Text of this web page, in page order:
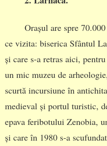
Orașul are spre
ce vizita: biserica Sfântul
și care s-a retras aici,
un mic muzeu de
scurtă incursiune în
medieval și portul turistic,
epava feribotului Zenobia,
și care în 1980 s-a